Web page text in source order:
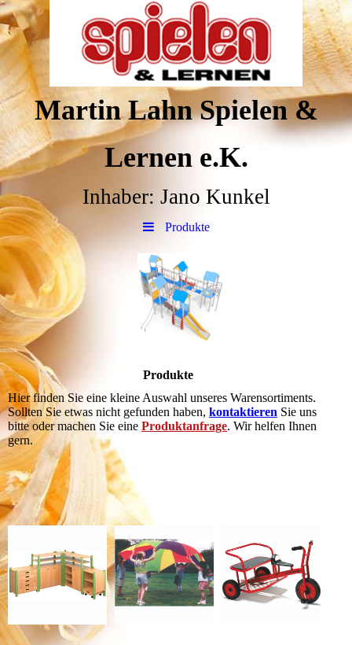
Martin Lahn Spielen &
Lernen e.K.
Inhaber: Jano Kunkel
Produkte
Produkte
Hier finden Sie eine kleine Auswahl unseres Warensortiments.
Sollten Sie etwas nicht gefunden haben, kontaktieren Sie uns
bitte oder machen Sie eine Produktanfrage. Wir helfen Ihnen
gern.